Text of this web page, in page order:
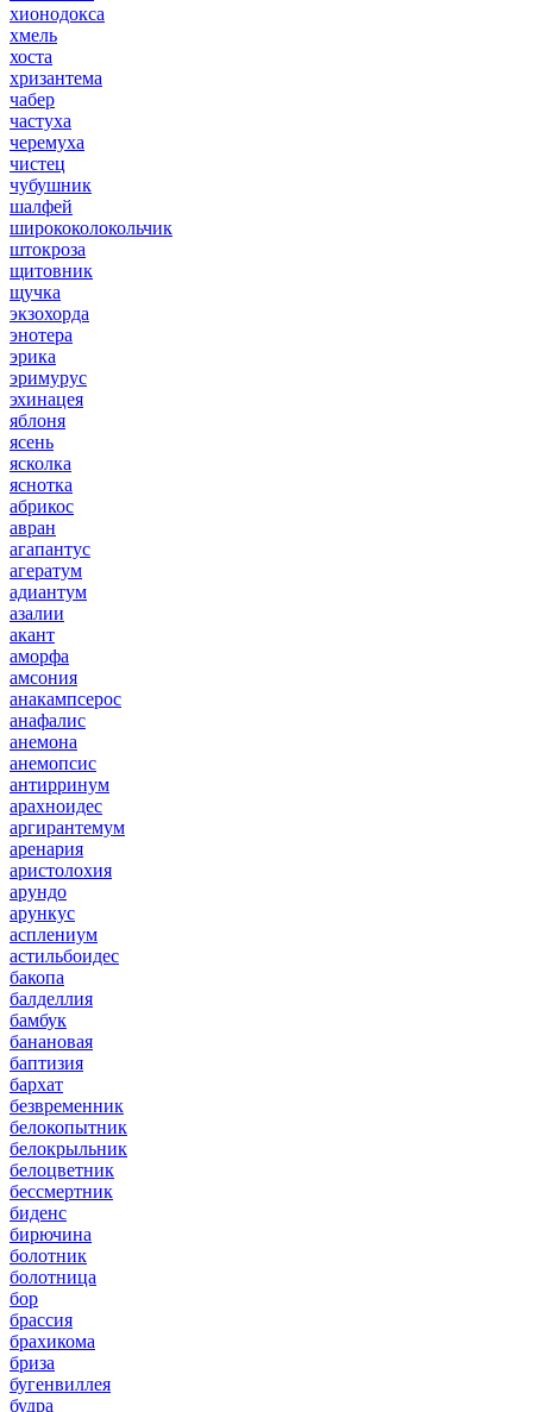
хионодокса
хмель
хоста
хризантема
чабер
частуха
черемуха
чистец
чубушник
шалфей
ширококолокольчик
штокроза
щитовник
щучка
экзохорда
энотера
эрика
эримурус
эхинацея
яблоня
ясень
ясколка
яснотка
абрикос
авран
агапантус
агератум
адиантум
азалии
акант
аморфа
амсония
анакампсерос
анафалис
анемона
анемопсис
антирринум
арахноидес
аргирантемум
аренария
аристолохия
арундо
арункус
асплениум
астильбоидес
бакопа
балделлия
бамбук
банановая
баптизия
бархат
безвременник
белокопытник
белокрыльник
белоцветник
бессмертник
биденс
бирючина
болотник
болотница
бор
брассия
брахикома
бриза
бугенвиллея
будра